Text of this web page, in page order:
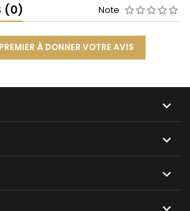
(0) Note
À DONNER VOTRE AVIS


